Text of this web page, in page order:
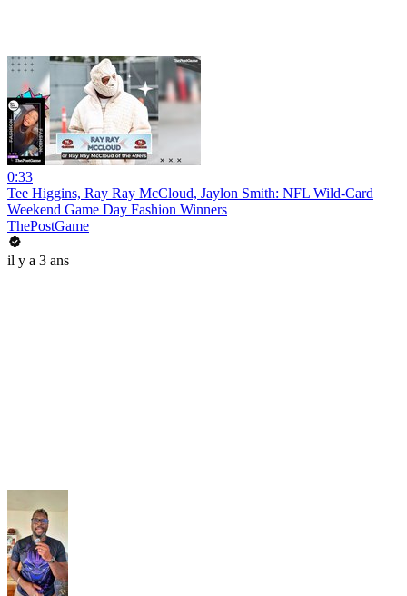
0:33
Tee Higgins, Ray Ray McCloud, Jaylon Smith: NFL Wild-Card
Weekend Game Day Fashion Winners
ThePostGame
il y a 3 ans